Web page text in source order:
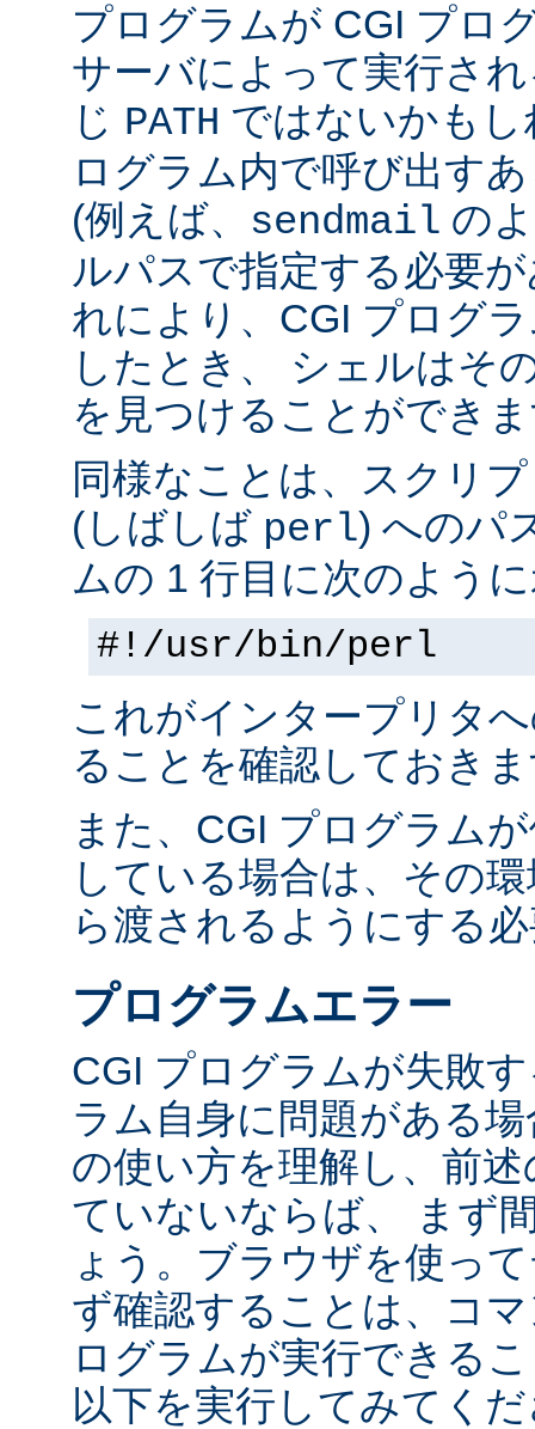
プログラムが CGI プロ
サーバによって実行さ
じ PATH ではないかも
ログラム内で呼び出す
(例えば、 sendmail の
ルパスで指定する必要
れにより、CGI プログ
したとき、 シェルはそ
を見つけることができ
同様なことは、スクリ
(しばしば perl) へのパ
ムの 1 行目に次のよう
#!/usr/bin/perl
これがインタープリタ
ることを確認しておき
また、CGI プログラム
している場合は、その
ら渡されるようにする
プログラムエラー
CGI プログラムが失敗
ラム自身に問題がある
の使い方を理解し、前
ていないならば、 まず
ょう。ブラウザを使っ
ず確認することは、コ
ログラムが実行できる
以下を実行してみてく